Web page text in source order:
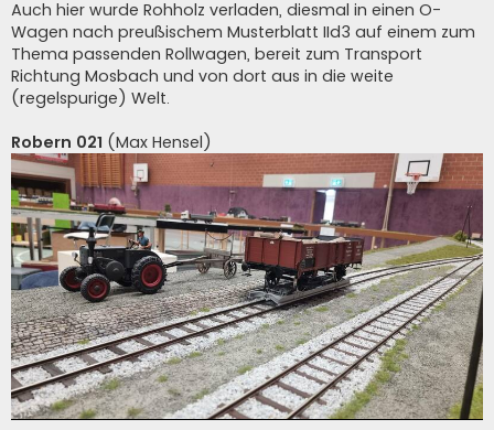
Auch hier wurde Rohholz verladen, diesmal in einen O-
Wagen nach preußischem Musterblatt IId3 auf einem zum
Thema passenden Rollwagen, bereit zum Transport
Richtung Mosbach und von dort aus in die weite
(regelspurige) Welt.
Robern 021 (Max Hensel)